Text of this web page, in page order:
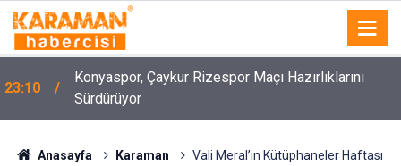
23:10
Konyaspor, Çaykur Rizespor Maçı Hazırlıklarını
Sürdürüyor
Anasayfa Karaman
Vali Meral’in Kütüphaneler Haftası